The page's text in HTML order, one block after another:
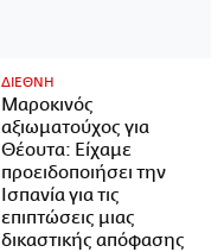
ΔΙΕΘΝΗ
Μαροκινός
αξιωματούχος για
Θέουτα: Είχαμε
προειδοποιήσει την
Ισπανία για τις
επιπτώσεις μιας
δικαστικής απόφασης